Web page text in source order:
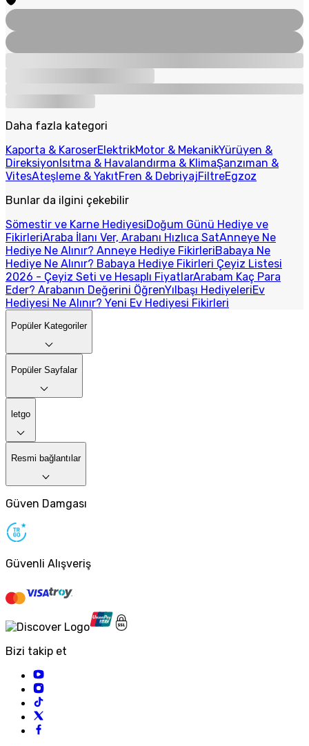
Daha fazla kategori
Kaporta & KaroserElektrikMotor & MekanikYürüyen &
DireksiyonIsıtma & Havalandırma & KlimaŞanzıman &
VitesAteşleme & YakıtFren & DebriyajFiltreEgzoz
Bunlar da ilgini çekebilir
Sömestir ve Karne HediyesiDoğum Günü Hediye ve
FikirleriAraba İlanı Ver, Arabanı Hızlıca SatAnneye Ne
Hediye Ne Alınır? Anneye Hediye FikirleriBabaya Ne
Hediye Ne Alınır? Babaya Hediye Fikirleri Çeyiz Listesi
2026 - Çeyiz Seti ve Hesaplı FiyatlarArabam Kaç Para
Eder? Arabanın Değerini ÖğrenYılbaşı HediyeleriEv
Hediyesi Ne Alınır? Yeni Ev Hediyesi Fikirleri
Popüler Kategoriler
Popüler Sayfalar
letgo
Resmi bağlantılar
Güven Damgası
Güvenli Alışveriş
Bizi takip et